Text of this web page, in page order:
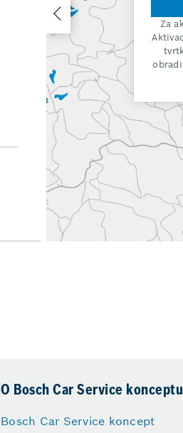
O Bosch Car Service konceptu
Bosch Car Service koncept